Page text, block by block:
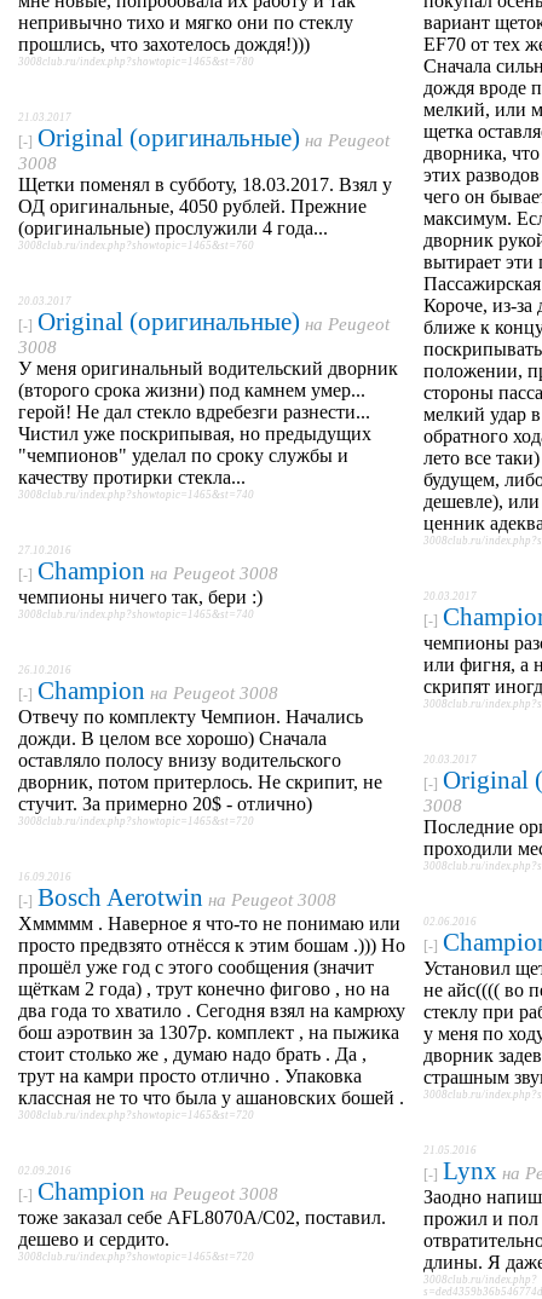
непривычно тихо и мягко они по стеклу
прошлись, что захотелось дождя!)))
3008club.ru/index.php?showtopic=1465&st=780
21.03.2017
[-] Original (оригинальные) на Peugeot
3008
Щетки поменял в субботу, 18.03.2017. Взял у
ОД оригинальные, 4050 рублей. Прежние
(оригинальные) прослужили 4 года...
3008club.ru/index.php?showtopic=1465&st=760
20.03.2017
[-] Original (оригинальные) на Peugeot
3008
У меня оригинальный водительский дворник
(второго срока жизни) под камнем умер...
герой! Не дал стекло вдребезги разнести...
Чистил уже поскрипывая, но предыдущих
"чемпионов" уделал по сроку службы и
качеству протирки стекла...
3008club.ru/index.php?showtopic=1465&st=740
27.10.2016
[-] Champion на Peugeot 3008
чемпионы ничего так, бери :)
3008club.ru/index.php?showtopic=1465&st=740
26.10.2016
[-] Champion на Peugeot 3008
Отвечу по комплекту Чемпион. Начались
дожди. В целом все хорошо) Сначала
оставляло полосу внизу водительского
дворник, потом притерлось. Не скрипит, не
стучит. За примерно 20$ - отлично)
3008club.ru/index.php?showtopic=1465&st=720
16.09.2016
[-] Bosch Aerotwin на Peugeot 3008
Хммммм . Наверное я что-то не понимаю или
просто предвзято отнёсся к этим бошам .))) Но
прошёл уже год с этого сообщения (значит
щёткам 2 года) , трут конечно фигово , но на
два года то хватило . Сегодня взял на камрюху
бош аэротвин за 1307р. комплект , на пыжика
стоит столько же , думаю надо брать . Да ,
трут на камри просто отлично . Упаковка
классная не то что была у ашановских бошей .
3008club.ru/index.php?showtopic=1465&st=720
02.09.2016
[-] Champion на Peugeot 3008
тоже заказал себе AFL8070A/C02, поставил.
дешево и сердито.
3008club.ru/index.php?showtopic=1465&st=720
вариант
EF70 от тех
Сначала
дождя вроде
мелкий, или
щетка
дворника,
этих
чего он
максимум.
дворник
вытирает
Короче, из-
ближе к
положении,
стороны
мелкий удар
обратного
лето все
будущем,
дешевле),
ценник
3008club.ru/
20.03.2017
[-]
чемпионы
или фигня, а
скрипят
3008club.ru/
20.03.2017
[-] Original
3008
Последние
проходили
3008club.ru/
02.06.2016
[-]
Установил
не айс(((( во
стеклу при
у меня по
дворник
страшным
3008club.ru/
21.05.2016
[-] Lynx на
Заодно
прожил и пол
длины. Я
3008club.ru/index.php?